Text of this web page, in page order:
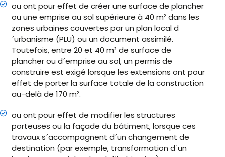
ou ont pour effet de créer une surface de plancher
ou une emprise au sol supérieure à 40 m² dans les
zones urbaines couvertes par un plan local d
´urbanisme (PLU) ou un document assimilé.
Toutefois, entre 20 et 40 m² de surface de
plancher ou d´emprise au sol, un permis de
construire est exigé lorsque les extensions ont pour
effet de porter la surface totale de la construction
au-delà de 170 m².
ou ont pour effet de modifier les structures
porteuses ou la façade du bâtiment, lorsque ces
travaux s´accompagnent d´un changement de
destination (par exemple, transformation d´un